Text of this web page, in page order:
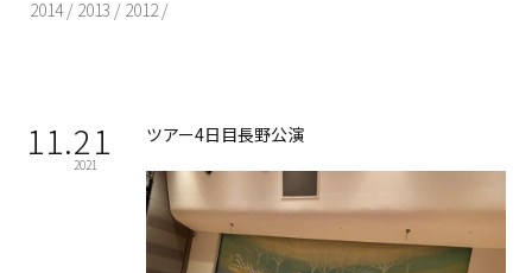
2014/ 2013 / 2012/
11.21
2021
ツアー4日目長野公演